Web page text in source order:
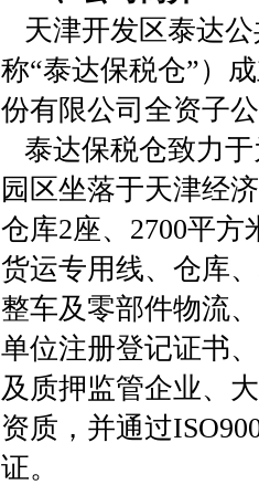
天津开发区泰达
称“泰达保税仓”）
份有限公司全资子
泰达保税仓致力
园区坐落于天津经
仓库2座、2700平
货运专用线、仓库
整车及零部件物流
单位注册登记证书
及质押监管企业、
资质，并通过
证。